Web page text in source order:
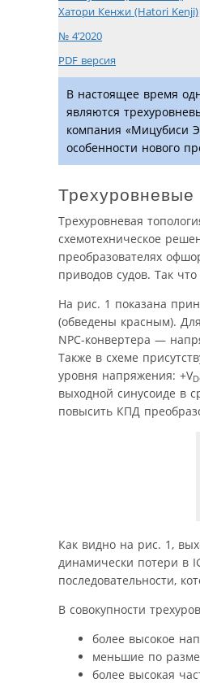
Хатори Кенжи (Hatori Kenji)
№ 4’2020
PDF версия
В настоящее время
являются
компания «Мицубиси
особенности нового
Трехуровневая
схемотехническое
преобразователях
приводов судов. Так
На рис. 1 показана
(обведены красным).
NPC-конвертера —
Также в схеме
уровня напряжения: +V
выходной синусоиде в
повысить КПД
Как видно на рис. 1,
динамически потери в
последовательности,
В совокупности
более высокое
меньшие по
более высокая